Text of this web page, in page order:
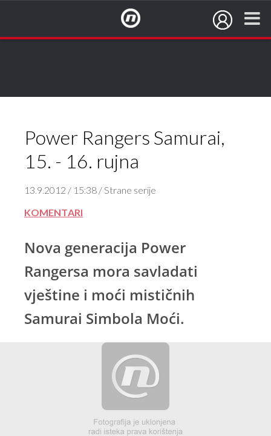
Power Rangers Samurai,
15. - 16. rujna
13.9.2012 / 15:38 / Strane serije
KOMENTARI
Nova generacija Power
Rangersa mora savladati
vještine i moći mističnih
Samurai Simbola Moći.